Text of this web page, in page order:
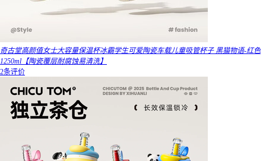
奇古堂高颜值女士大容量保温杯冰霸学生可爱陶瓷车载儿童吸管杯子 黑猫物语-红色
1250ml【陶瓷覆层耐腐蚀易清洗】
2条评价